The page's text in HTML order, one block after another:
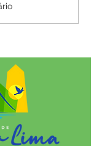
cultura